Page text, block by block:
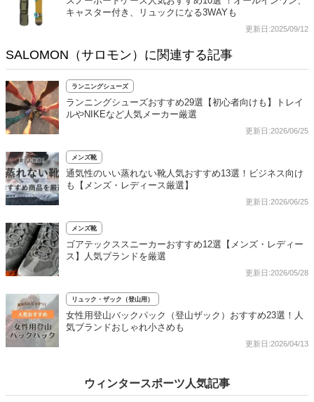
キャスター付き、リュックになる3WAYも
更新日:2025/09/12
SALOMON（サロモン）に関連する記事
ランニングシューズ
ランニングシューズおすすめ29選【初心者向けも】トレイ
ルやNIKEなど人気メーカー厳選
更新日:2026/06/25
メンズ靴
通気性のいい蒸れない靴人気おすすめ13選！ビジネス向け
も【メンズ・レディース厳選】
更新日:2026/06/25
メンズ靴
ゴアテックススニーカーおすすめ12選【メンズ・レディー
ス】人気ブランドを厳選
更新日:2026/05/28
リュック・ザック（登山用）
女性用登山バックパック（登山ザック）おすすめ23選！人
気ブランドおしゃれ小さめも
更新日:2026/04/13
ウィンタースポーツ人気記事